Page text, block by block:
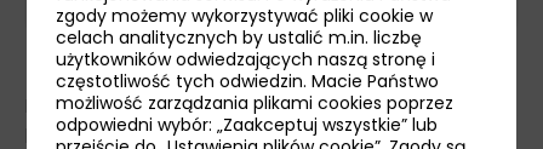
Rozwój odnawialnych źródeł energii z pewnością
będzie siłą dodatkowo napędzającą polską
zgody możemy wykorzystywać pliki cookie w
celach analitycznych by ustalić m.in. liczbę
użytkowników odwiedzających naszą stronę i
częstotliwość tych odwiedzin. Macie Państwo
możliwość zarządzania plikami cookies poprzez
odpowiedni wybór: „Zaakceptuj wszystkie” lub